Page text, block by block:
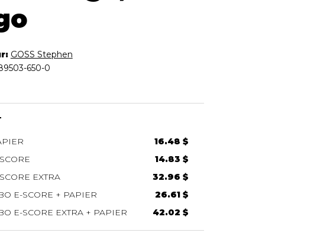
GOSS Stephen
650-0
16.48 $
14.83 $
EXTRA
32.96 $
E-SCORE + PAPIER
26.61 $
E-SCORE EXTRA + PAPIER
42.02 $